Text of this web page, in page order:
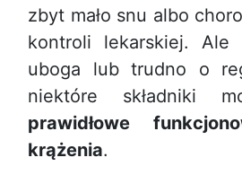
zbyt mało snu albo
kontroli lekarskiej.
uboga lub trudno o
niektóre składniki
prawidłowe
krążenia.